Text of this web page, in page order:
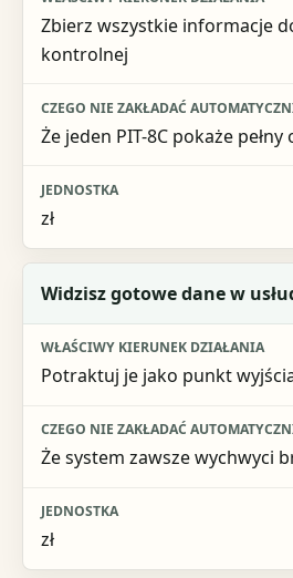
Zbierz wszystkie informacje
kontrolnej
Że jeden PIT-8C pokaże pełny
zł
Widzisz gotowe dane w
Potraktuj je jako punkt
Że system zawsze wychwyci
zł